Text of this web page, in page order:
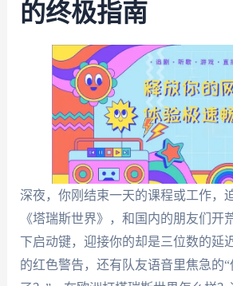
的终极指南
深夜，你刚结束一天的课程或工作，
《塔瑞斯世界》，和国内的朋友们开
下启动键，迎接你的却是三位数的延
的红色警告，还有队友语音里焦急的